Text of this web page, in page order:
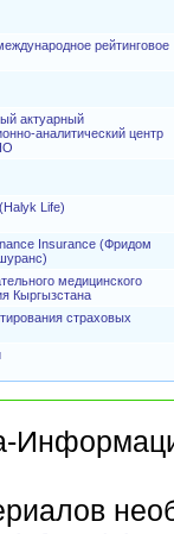
рейтинговое
актуарный
аналитический центр
Life)
Insurance (Фридом
медицинского
Кыргызстана
страховых